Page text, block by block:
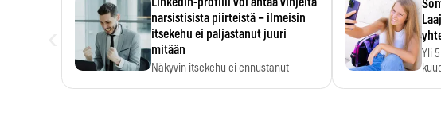
narsistisista piirteistä – ilmeisin
itsekehu ei paljastanut juuri
mitään
Näkyvin itsekehu ei ennustanut
Yli